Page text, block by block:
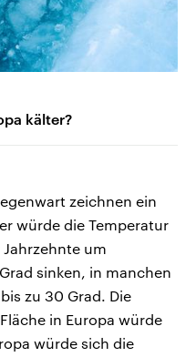
kälter?
zeichnen ein
würde die Temperatur
um
sinken, in manchen
zu 30 Grad. Die
in Europa würde
würde sich die